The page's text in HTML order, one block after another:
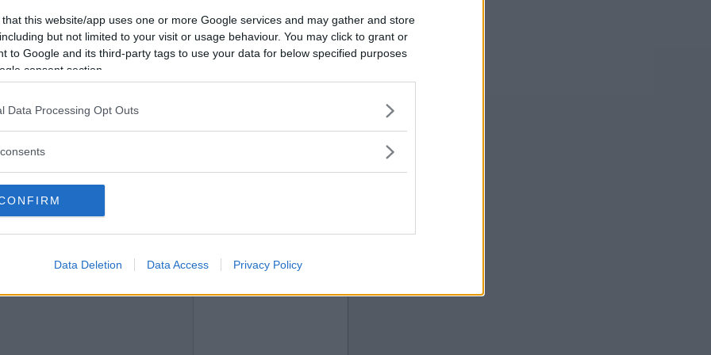
that this website/app uses one or more Google services and may gather and store
but not limited to your visit or usage behaviour. You may click to grant or
to Google and its third-party tags to use your data for below specified purposes
consent section.
Data Processing Opt Outs
Data Deletion Data Access Privacy Policy
2016-04-18 12:29
2016-04-18 12:33
Vill du bli
medlem?